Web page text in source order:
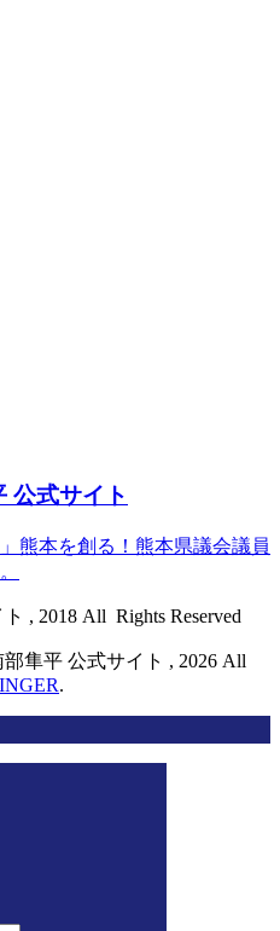
公式サイト
熊本を創る！熊本県議会議員
, 2018 All Rights Reserved
隼平 公式サイト , 2026 All
.